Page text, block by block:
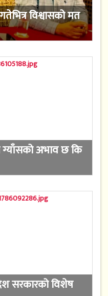
विश्वासको मत
ग्याँसको अभाव छ कि
सरकारको विशेष